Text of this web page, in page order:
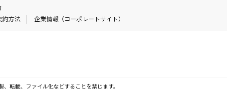
約方法 企業情報（コーポレートサイト）
転載、ファイル化などすることを禁じます。